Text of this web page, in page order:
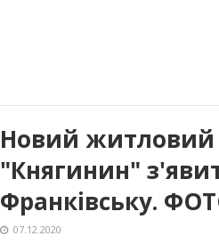
Новий житловий
"Княгинин"
Франківську.
07.12.2020